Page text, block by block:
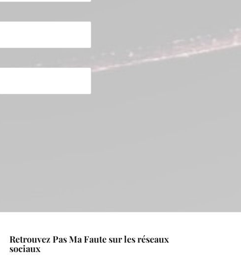
en voir tout l'intérieur.
Retrouvez Pas Ma Faute sur les réseaux
sociaux